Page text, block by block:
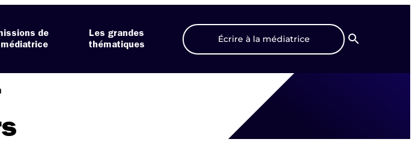
de
médiatrice
Les grandes
thématiques
Écrire à la médiatrice
Recherche